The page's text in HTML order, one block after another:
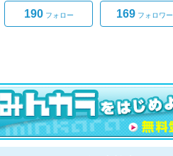
190フォロー 169フォロワー